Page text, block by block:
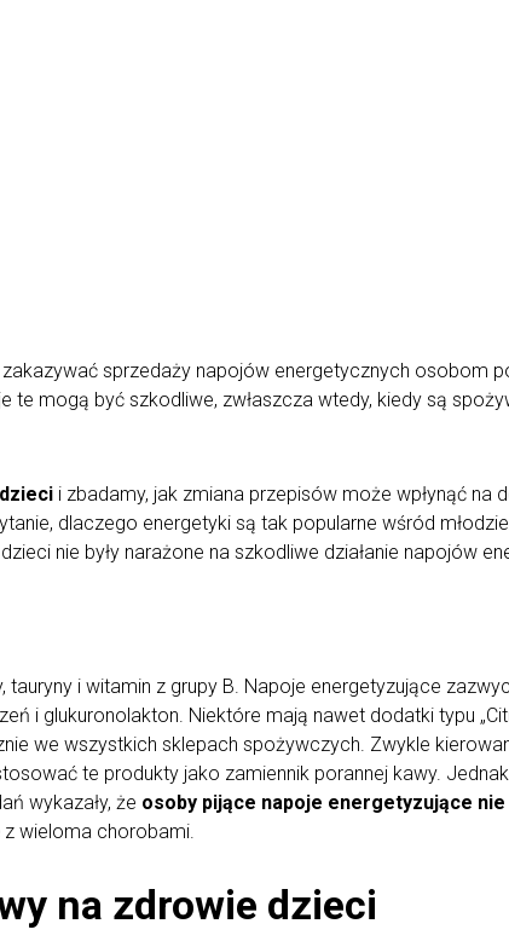
sprzedaży napojów energetycznych osobom
mogą być szkodliwe, zwłaszcza wtedy, kiedy są
i zbadamy, jak zmiana przepisów może wpłynąć na
dlaczego energetyki są tak popularne wśród
nie były narażone na szkodliwe działanie napojów
i witamin z grupy B. Napoje energetyzujące
i glukuronolakton. Niektóre mają nawet dodatki typu
we wszystkich sklepach spożywczych. Zwykle
te produkty jako zamiennik porannej kawy.
wykazały, że osoby pijące napoje energetyzujące nie
wieloma chorobami.
na zdrowie dzieci